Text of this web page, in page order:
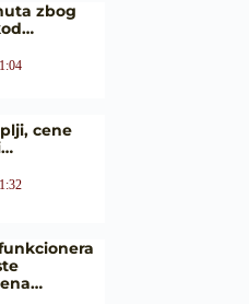
zbog
cene